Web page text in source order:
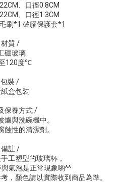
、口徑0.8CM
、口徑1.3CM
刷*1 矽膠保護套*1
質 /
硼玻璃
120度℃
裝 /
盒包裝
保養方式 /
爐與洗碗機中。
蝕性的清潔劑。
註 /
工塑型的玻璃杯，
氣泡是正常現象喲^^
，顏色請以實際收到商品為準。